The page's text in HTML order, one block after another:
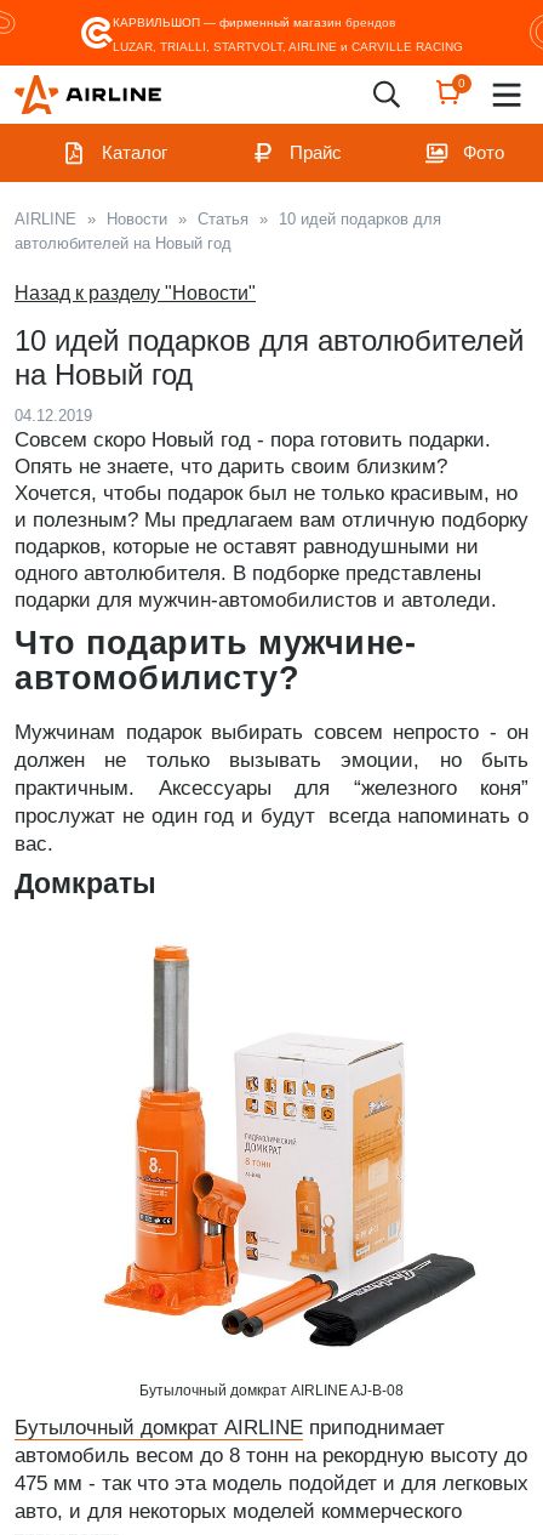
КАРВИЛЬШОП — фирменный магазин брендов
LUZAR, TRIALLI, STARTVOLT, AIRLINE и CARVILLE RACING
0
Каталог Прайс Фото
AIRLINE » Новости » Статья »
10 идей подарков для
автолюбителей на Новый год
Назад к разделу "Новости"
10 идей подарков для автолюбителей
на Новый год
04.12.2019
Совсем скоро Новый год - пора готовить подарки.
Опять не знаете, что дарить своим близким?
Хочется, чтобы подарок был не только красивым, но
и полезным? Мы предлагаем вам отличную подборку
подарков, которые не оставят равнодушными ни
одного автолюбителя. В подборке представлены
подарки для мужчин-автомобилистов и автоледи.
Что подарить мужчине-
автомобилисту?
Мужчинам подарок выбирать совсем непросто - он
должен не только вызывать эмоции, но быть
практичным. Аксессуары для “железного коня”
прослужат не один год и будут всегда напоминать о
вас.
Домкраты
Бутылочный домкрат AIRLINE AJ-B-08
Бутылочный домкрат AIRLINE приподнимает
автомобиль весом до 8 тонн на рекордную высоту до
475 мм - так что эта модель подойдет и для легковых
авто, и для некоторых моделей коммерческого